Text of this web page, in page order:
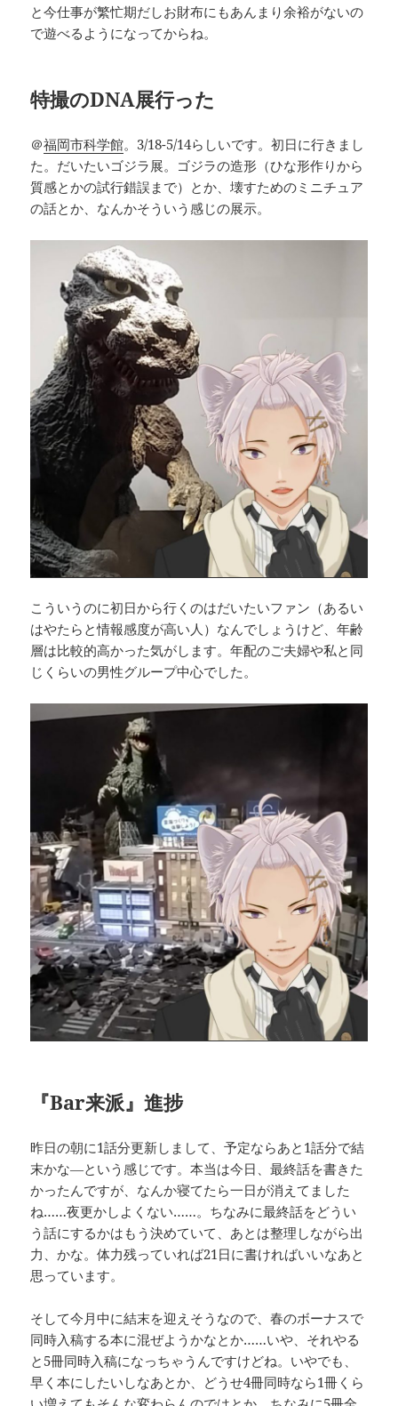
と今仕事が繁忙期だしお財布にもあんまり余裕がないの
で遊べるようになってからね。
特撮のDNA展行った
＠福岡市科学館。3/18-5/14らしいです。初日に行きまし
た。だいたいゴジラ展。ゴジラの造形（ひな形作りから
質感とかの試行錯誤まで）とか、壊すためのミニチュア
の話とか、なんかそういう感じの展示。
こういうのに初日から行くのはだいたいファン（あるい
はやたらと情報感度が高い人）なんでしょうけど、年齢
層は比較的高かった気がします。年配のご夫婦や私と同
じくらいの男性グループ中心でした。
『Bar来派』進捗
昨日の朝に1話分更新しまして、予定ならあと1話分で結
末かな―という感じです。本当は今日、最終話を書きた
かったんですが、なんか寝てたら一日が消えてました
ね……夜更かしよくない……。ちなみに最終話をどうい
う話にするかはもう決めていて、あとは整理しながら出
力、かな。体力残っていれば21日に書ければいいなあと
思っています。
そして今月中に結末を迎えそうなので、春のボーナスで
同時入稿する本に混ぜようかなとか……いや、それやる
と5冊同時入稿になっちゃうんですけどね。いやでも、
早く本にしたいしなあとか、どうせ4冊同時なら1冊くら